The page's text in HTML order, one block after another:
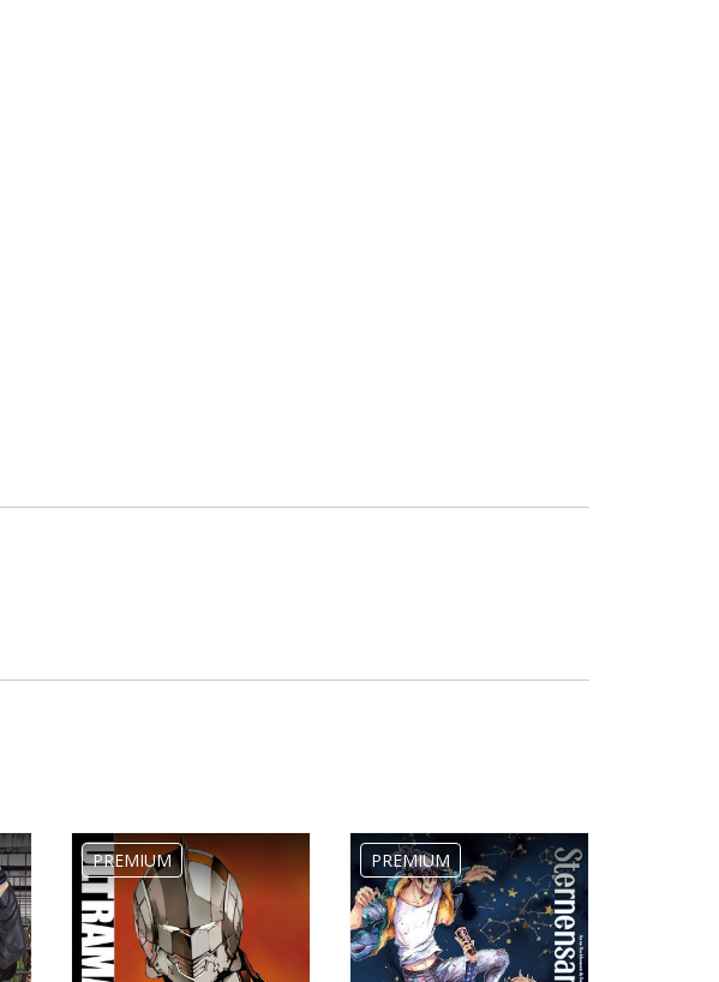
PREMIUM PREMIUM